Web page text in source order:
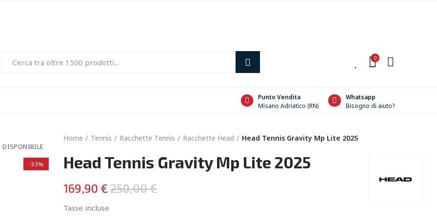
0
Punto Vendita
Misano Adriatico (RN)
Whatsapp
Bisogno di aiuto?
DISPONIBILE
-33%
Home Tennis Racchette Tennis Racchette Head Head Tennis Gravity Mp Lite 2025
Head Tennis Gravity Mp Lite 2025
169,90 €250,00 €
Tasse incluse